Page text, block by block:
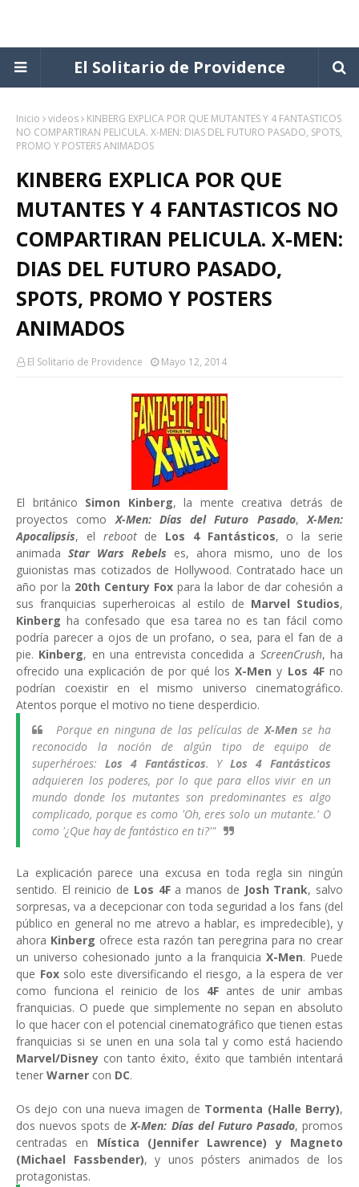
El Solitario de Providence
Inicio videos
KINBERG EXPLICA POR QUE MUTANTES Y 4 FANTASTICOS
NO COMPARTIRAN PELICULA. X-MEN: DIAS DEL FUTURO PASADO, SPOTS,
PROMO Y POSTERS ANIMADOS
KINBERG EXPLICA POR QUE
MUTANTES Y 4 FANTASTICOS NO
COMPARTIRAN PELICULA. X-MEN:
DIAS DEL FUTURO PASADO,
SPOTS, PROMO Y POSTERS
ANIMADOS
El Solitario de Providence Mayo 12, 2014
El británico Simon Kinberg, la mente creativa detrás de
proyectos comoX-Men: Días del Futuro Pasado,X-Men:
Apocalipsis, el reboot de Los 4 Fantásticos, o la serie
animada Star Wars Rebels es, ahora mismo, uno de los
guionistas mas cotizados de Hollywood. Contratado hace un
año por la 20th Century Fox para la labor de dar cohesión a
sus franquicias superheroicas al estilo de Marvel Studios,
Kinberg ha confesado que esa tarea no es tan fácil como
podría parecer a ojos de un profano, o sea, para el fan de a
pie. Kinberg, en una entrevista concedida a ScreenCrush, ha
ofrecido una explicación de por qué losX-Men y Los 4Fno
podrían coexistir en el mismo universo cinematográfico.
Atentos porque el motivo no tiene desperdicio.
Porque en ninguna de las películas de X-Mense ha
reconocido la noción de algún tipo de equipo de
superhéroes: Los 4 Fantásticos. YLos 4 Fantásticos
adquieren los poderes, por lo que para ellos vivir en un
mundo donde los mutantes son predominantes es algo
complicado, porque es como 'Oh, eres solo un mutante.' O
como '¿Que hay de fantástico en ti?'"
La explicación parece una excusa en toda regla sin ningún
sentido. El reinicio de Los 4Fa manos de Josh Trank, salvo
sorpresas, va a decepcionar con toda seguridad a los fans (del
público en general no me atrevo a hablar, es impredecible), y
ahora Kinberg ofrece esta razón tan peregrina para no crear
un universo cohesionado junto a la franquiciaX-Men. Puede
que Fox solo este diversificando el riesgo, a la espera de ver
como funciona el reinicio de los 4F antes de unir ambas
franquicias. O puede que simplemente no sepan en absoluto
lo que hacer con el potencial cinematográfico que tienen estas
franquicias si se unen en una sola tal y como está haciendo
Marvel/Disney con tanto éxito, éxito que también intentará
tener Warner con DC.
Os dejo con una nueva imagen de Tormenta (Halle Berry),
dos nuevos spots deX-Men: Días del Futuro Pasado, promos
centradas en Mística (Jennifer Lawrence) y Magneto
(Michael Fassbender), y unos pósters animados de los
protagonistas.